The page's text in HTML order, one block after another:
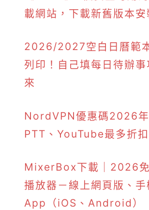
載網站，下載新舊版本安
2026/2027空白日曆範
列印！自己填每日待辦事
來
NordVPN優惠碼2026年
PTT、YouTube最多折扣
MixerBox下載｜2026
播放器－線上網頁版、手
App（iOS、Android）